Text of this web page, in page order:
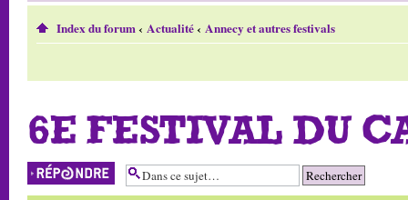
Index du forum‹ Actualité‹ Annecy et autres festivals
6E FESTIVAL DU
Répondre